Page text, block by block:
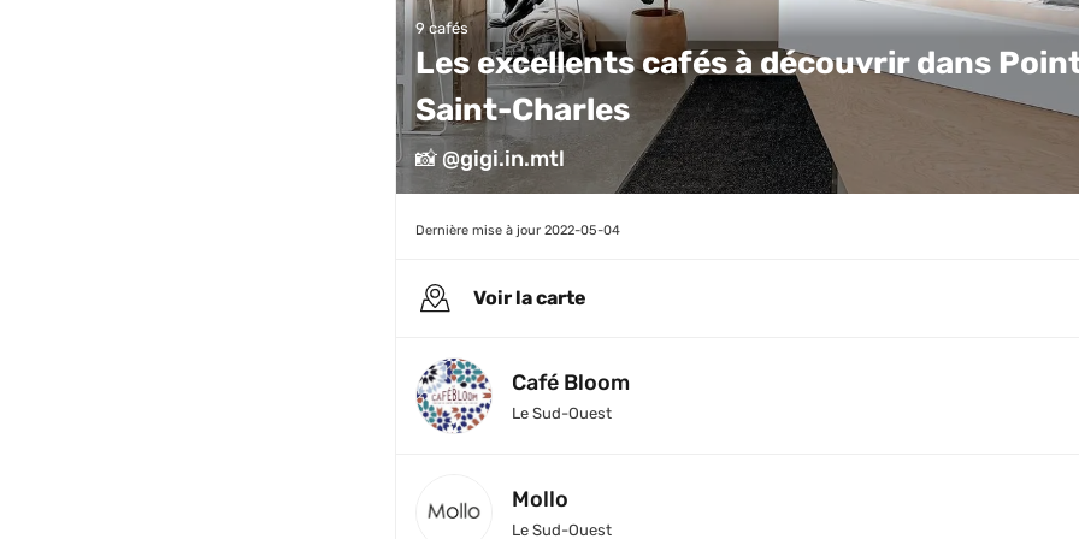
9 cafés
Les excellents cafés à découvrir dans
Saint-Charles
📸 @gigi.in.mtl
Dernière mise à jour 2022-05-04
Voir la carte
Café Bloom
Le Sud-Ouest
Mollo
Le Sud-Ouest